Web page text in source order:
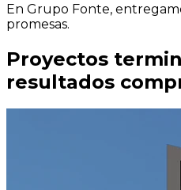
En Grupo Fonte,
promesas.
Proyectos
resultados